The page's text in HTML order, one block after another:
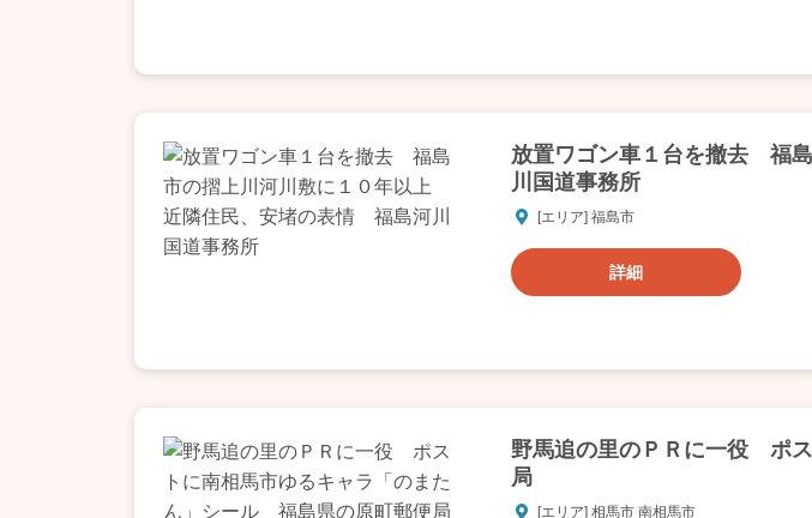
放置ワゴン車１台を撤去 福
川国道事務所
[エリア] 福島市
詳細
野馬追の里のＰＲに一役 ポ
局
[エリア] 相馬市 南相馬市